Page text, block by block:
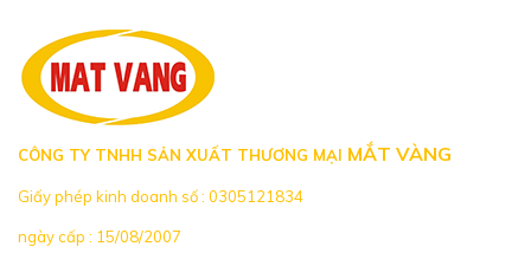
CÔNG TY TNHH SẢN XUẤT THƯƠNG MẠI MẮT VÀNG
Giấy phép kinh doanh số : 0305121834
ngày cấp : 15/08/2007